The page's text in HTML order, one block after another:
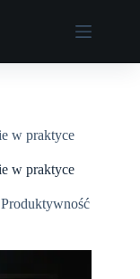
w praktyce
w praktyce
Produktywność